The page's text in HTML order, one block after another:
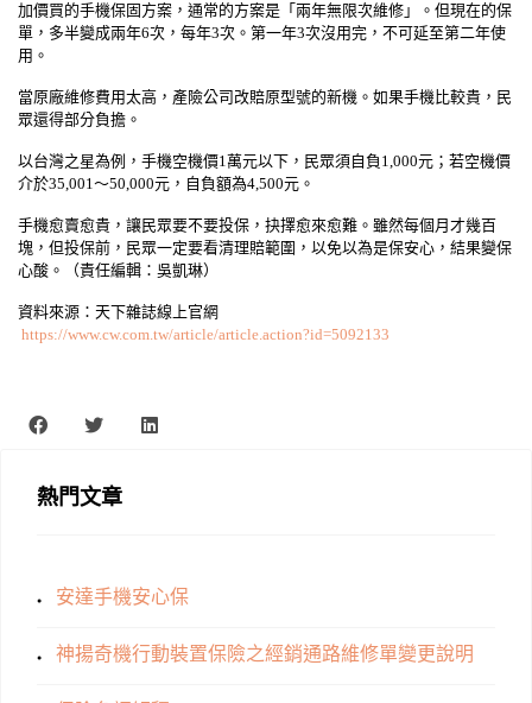
加價買的手機保固方案，通常的方案是「兩年無限次維修」。但現在的保
單，多半變成兩年6次，每年3次。第一年3次沒用完，不可延至第二年使
用。
當原廠維修費用太高，產險公司改賠原型號的新機。如果手機比較貴，民
眾還得部分負擔。
以台灣之星為例，手機空機價1萬元以下，民眾須自負1,000元；若空機價
介於35,001～50,000元，自負額為4,500元。
手機愈賣愈貴，讓民眾要不要投保，抉擇愈來愈難。雖然每個月才幾百
塊，但投保前，民眾一定要看清理賠範圍，以免以為是保安心，結果變保
心酸。（責任編輯：吳凱琳）
資料來源：天下雜誌線上官網
https://www.cw.com.tw/article/article.action?id=5092133
熱門文章
安達手機安心保
神揚奇機行動裝置保險之經銷通路維修單變更說明